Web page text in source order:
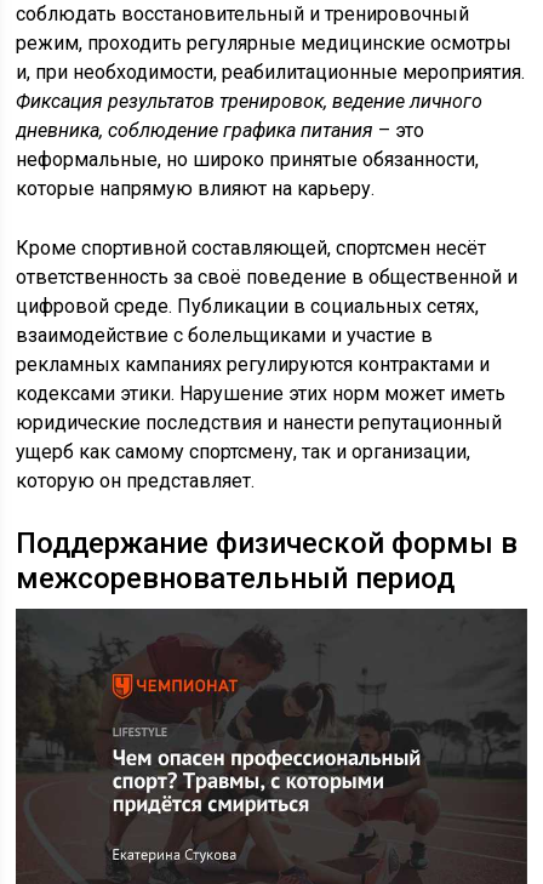
соблюдать восстановительный и тренировочный
режим, проходить регулярные медицинские осмотры
и, при необходимости, реабилитационные мероприятия.
Фиксация результатов тренировок, ведение личного
дневника, соблюдение графика питания – это
неформальные, но широко принятые обязанности,
которые напрямую влияют на карьеру.
Кроме спортивной составляющей, спортсмен несёт
ответственность за своё поведение в общественной и
цифровой среде. Публикации в социальных сетях,
взаимодействие с болельщиками и участие в
рекламных кампаниях регулируются контрактами и
кодексами этики. Нарушение этих норм может иметь
юридические последствия и нанести репутационный
ущерб как самому спортсмену, так и организации,
которую он представляет.
Поддержание физической формы в
межсоревновательный период